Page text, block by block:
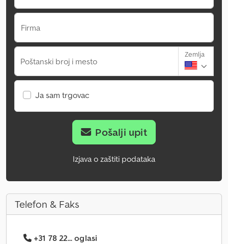
Firma
Poštanski broj i mesto
Zemlja
Ja sam trgovac
Pošalji upit
Izjava o zaštiti podataka
Telefon & Faks
+31 78 22... oglasi